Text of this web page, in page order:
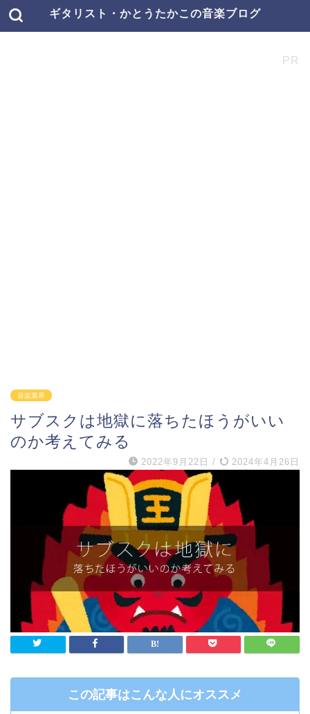
ギタリスト・かとうたかこの音楽ブログ
PR
音楽業界
サブスクは地獄に落ちたほうがいい
のか考えてみる
2022年9月22日 / 2024年4月26日
この記事はこんな人にオススメ